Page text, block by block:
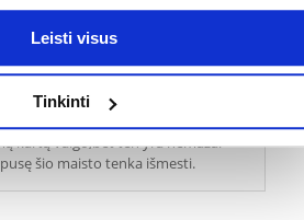
Leisti visus
Tinkinti
išdavimo data 2023/06/28
kartą valgo,bet ten yra nemažai
šio maisto tenka išmesti.